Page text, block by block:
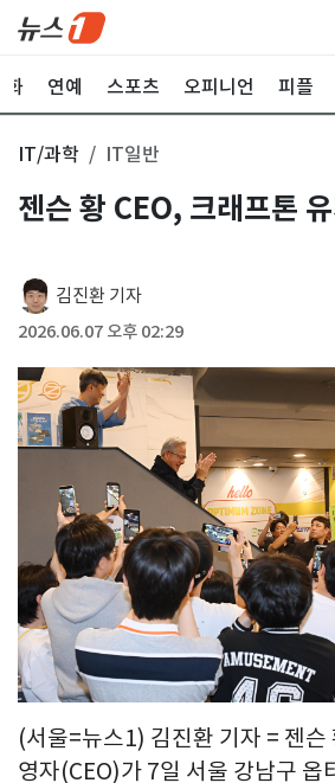
화 연예 스포츠 오피니언 피플
IT/과학 IT일반
젠슨 황 CEO, 크래프톤
김진환 기자
2026.06.07 오후 02:29
(서울=뉴스1) 김진환 기자 = 젠슨
영자(CEO)가 7일 서울 강남구 옵